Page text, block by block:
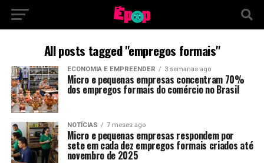
All posts tagged "empregos formais"
ECONOMIA E EMPREENDER 3 semanas ago
Micro e pequenas empresas concentram 70%
dos empregos formais do comércio no Brasil
NOTÍCIAS 7 meses ago
Micro e pequenas empresas respondem por
sete em cada dez empregos formais criados até
novembro de 2025